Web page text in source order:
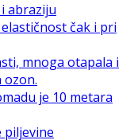
abraziju
čak i pri
mnoga otapala i
ozon.
je 10 metara
piljevine